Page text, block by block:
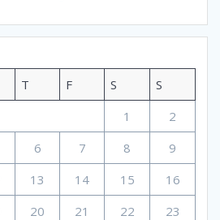
T F S
S
1
2
6 7 8
9
13 14 15
16
20 21 22
23